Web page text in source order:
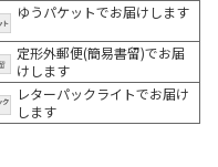
ゆうパケットでお届けします
定形外郵便(簡易書留)でお届
けします
レターパックライトでお届け
します